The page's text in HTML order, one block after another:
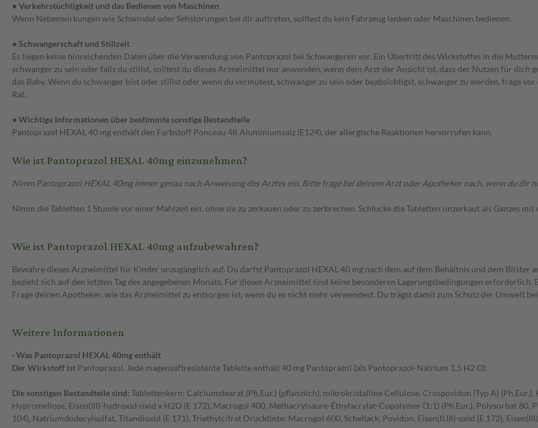
● Verkehrstüchtigkeit und das Bedienen von Maschinen
Wenn Nebenwirkungen wie Schwindel oder Sehstörungen bei dir auftreten, solltest du kein Fahrzeug lenken oder Maschinen bedienen.
● Schwangerschaft und Stillzeit
Es liegen keine hinreichenden Daten über die Verwendung von Pantoprazol bei Schwangeren vor. Ein Übertritt des Wirkstoffes in die
schwanger zu sein oder falls du stillst, solltest du dieses Arzneimittel nur anwenden, wenn dein Arzt der Ansicht ist, dass der Nutzen für dich
das Baby. Wenn du schwanger bist oder stillst oder wenn du vermutest, schwanger zu sein oder beabsichtigst, schwanger zu werden, frage
Rat.
● Wichtige Informationen über bestimmte sonstige Bestandteile
Pantoprazol HEXAL 40 mg enthält den Farbstoff Ponceau 4R Aluminiumsalz (E124), der allergische Reaktionen hervorrufen kann.
Wie ist Pantoprazol HEXAL 40mg einzunehmen?
Nimm Pantoprazol HEXAL 40mg immer genau nach Anweisung des Arztes ein. Bitte frage bei deinem Arzt oder Apotheker nach, wenn du dir
Nimm die Tabletten 1 Stunde vor einer Mahlzeit ein, ohne sie zu zerkauen oder zu zerbrechen. Schlucke die Tabletten unzerkaut als Ganzes mit
Wie ist Pantoprazol HEXAL 40mg aufzubewahren?
Bewahre dieses Arzneimittel für Kinder unzugänglich auf. Du darfst Pantoprazol HEXAL 40 mg nach dem auf dem Behältnis und dem Blister
bezieht sich auf den letzten Tag des angegebenen Monats. Für dieses Arzneimittel sind keine besonderen Lagerungsbedingungen
Frage deinen Apotheker, wie das Arzneimittel zu entsorgen ist, wenn du es nicht mehr verwendest. Du trägst damit zum Schutz der Umwelt
Weitere Informationen
· Was Pantoprazol HEXAL 40mg enthält
Der Wirkstoff ist Pantoprazol. Jede magensaftresistente Tablette enthält 40 mg Pantoprazol (als Pantoprazol-Natrium 1,5 H2 O).
Die sonstigen Bestandteile sind: Tablettenkern: Calciumstearat (Ph.Eur.) (pflanzlich), mikrokristalline Cellulose, Crospovidon (Typ A)
Hypromellose, Eisen(III)-hydroxid-oxid x H2O (E 172), Macrogol 400, Methacrylsäure-Ethylacrylat-Copolymer (1:1) (Ph.Eur.), Polysorbat 80,
104), Natriumdodecylsulfat, Titandioxid (E 171), Triethylcitrat Drucktinte: Macrogol 600, Schellack, Povidon, Eisen(II,III)-oxid (E 172),